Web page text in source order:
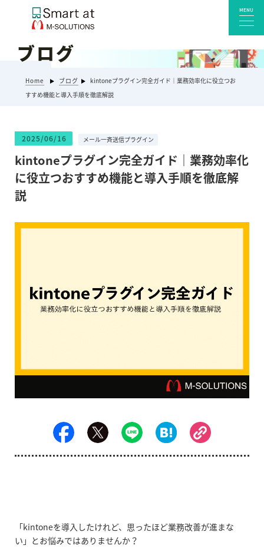
Smart at reception 会社受付
kintoneプラグイン・連携サービス
Smart at 自治体DX
システム開発
エンタープライズ向けkintone開発
Smart at event
MENU
ブログ
Home ブログ
kintoneプラグイン完全ガイド｜業務効率化に役立つお
すすめ機能と導入手順を徹底解説
2025/06/16 メール一斉送信プラグイン
kintoneプラグイン完全ガイド｜業務効率化
に役立つおすすめ機能と導入手順を徹底解
説
「kintoneを導入したけれど、思ったほど業務改善が進まな
い」とお悩みではありませんか？